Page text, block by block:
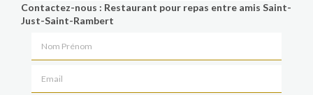
Contactez-nous : Restaurant pour repas entre amis Saint-
Just-Saint-Rambert